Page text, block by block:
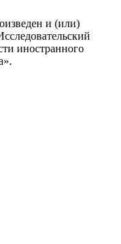
и (или)
иностранного